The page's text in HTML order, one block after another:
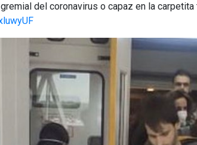
del coronavirus o capaz en la